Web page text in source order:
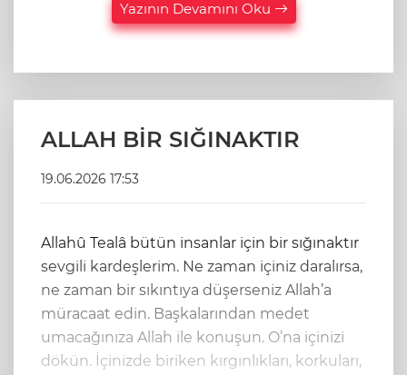
Yazının Devamını Oku
ALLAH BİR SIĞINAKTIR
19.06.2026 17:53
Allahû Tealâ bütün insanlar için bir sığınaktır
sevgili kardeşlerim. Ne zaman içiniz daralırsa,
ne zaman bir sıkıntıya düşerseniz Allah’a
müracaat edin. Başkalarından medet
umacağınıza Allah ile konuşun. O’na içinizi
dökün. İçinizde biriken kırgınlıkları, korkuları,